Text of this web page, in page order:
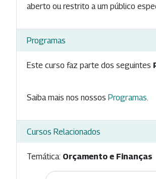
aberto ou restrito a um público
Programas
Este curso faz parte dos seguintes
Saiba mais nos nossos Programas.
Cursos Relacionados
Temática: Orçamento e Finanças